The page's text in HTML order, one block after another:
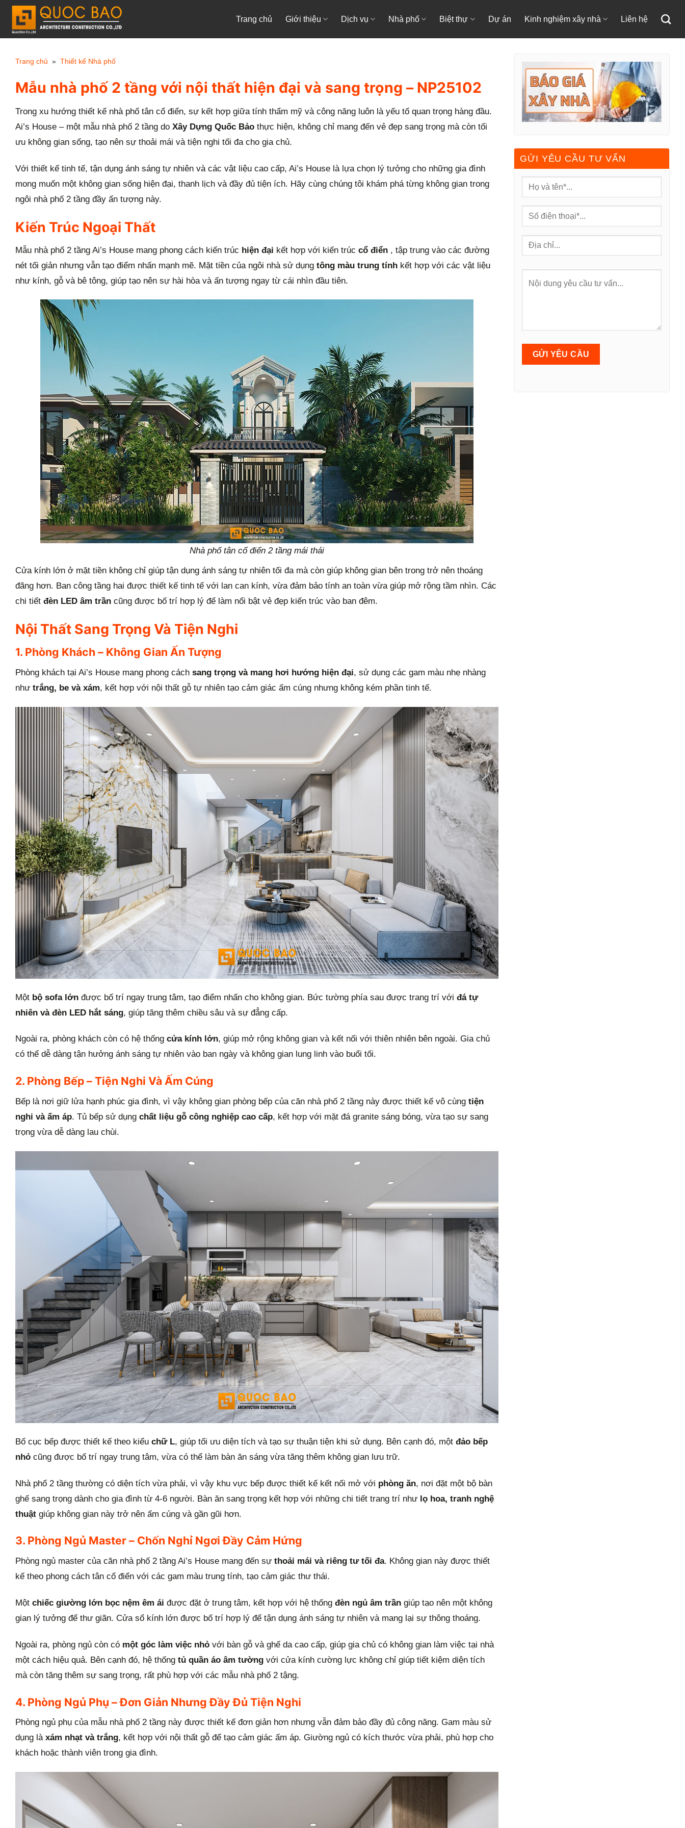
Chuyển
nội
Trang chủ Giới thiệu Dịch vụ Nhà phố Biệt thự Dự án Kinh nghiệm xây nhà Liên hệ
Trang chủ » Thiết kế Nhà phố
Mẫu nhà phố 2 tầng với nội thất hiện đại và sang trọng – NP25102
Trong xu hướng thiết kế nhà phố tân cổ điển, sự kết hợp giữa tính thẩm mỹ và công năng luôn là yếu tố quan trọng hàng đầu.
Ai’s House – một mẫu nhà phố 2 tầng do Xây Dựng Quốc Bảo thực hiện, không chỉ mang đến vẻ đẹp sang trọng mà còn tối
ưu không gian sống, tạo nên sự thoải mái và tiện nghi tối đa cho gia chủ.
Với thiết kế tinh tế, tận dụng ánh sáng tự nhiên và các vật liệu cao cấp, Ai’s House là lựa chọn lý tưởng cho những gia đình
mong muốn một không gian sống hiện đại, thanh lịch và đầy đủ tiện ích. Hãy cùng chúng tôi khám phá từng không gian trong
ngôi nhà phố 2 tầng đầy ấn tượng này.
Kiến Trúc Ngoại Thất
Mẫu nhà phố 2 tầng Ai’s House mang phong cách kiến trúc hiện đại kết hợp với kiến trúc cổ điển , tập trung vào các đường
nét tối giản nhưng vẫn tạo điểm nhấn mạnh mẽ. Mặt tiền của ngôi nhà sử dụng tông màu trung tính kết hợp với các vật liệu
như kính, gỗ và bê tông, giúp tạo nên sự hài hòa và ấn tượng ngay từ cái nhìn đầu tiên.
Nhà phố tân cổ điển 2 tầng mái thái
Cửa kính lớn ở mặt tiền không chỉ giúp tận dụng ánh sáng tự nhiên tối đa mà còn giúp không gian bên trong trở nên thoáng
đãng hơn. Ban công tầng hai được thiết kế tinh tế với lan can kính, vừa đảm bảo tính an toàn vừa giúp mở rộng tầm nhìn. Các
chi tiết đèn LED âm trần cũng được bố trí hợp lý để làm nổi bật vẻ đẹp kiến trúc vào ban đêm.
Nội Thất Sang Trọng Và Tiện Nghi
1. Phòng Khách – Không Gian Ấn Tượng
Phòng khách tại Ai’s House mang phong cách sang trọng và mang hơi hướng hiện đại, sử dụng các gam màu nhẹ nhàng
như trắng, be và xám, kết hợp với nội thất gỗ tự nhiên tạo cảm giác ấm cúng nhưng không kém phần tinh tế.
Một bộ sofa lớn được bố trí ngay trung tâm, tạo điểm nhấn cho không gian. Bức tường phía sau được trang trí với đá tự
nhiên và đèn LED hắt sáng, giúp tăng thêm chiều sâu và sự đẳng cấp.
Ngoài ra, phòng khách còn có hệ thống cửa kính lớn, giúp mở rộng không gian và kết nối với thiên nhiên bên ngoài. Gia chủ
có thể dễ dàng tận hưởng ánh sáng tự nhiên vào ban ngày và không gian lung linh vào buổi tối.
2. Phòng Bếp – Tiện Nghi Và Ấm Cúng
Bếp là nơi giữ lửa hạnh phúc gia đình, vì vậy không gian phòng bếp của căn nhà phố 2 tầng này được thiết kế vô cùng tiện
nghi và ấm áp. Tủ bếp sử dụng chất liệu gỗ công nghiệp cao cấp, kết hợp với mặt đá granite sáng bóng, vừa tạo sự sang
trọng vừa dễ dàng lau chùi.
Bố cục bếp được thiết kế theo kiểu chữ L, giúp tối ưu diện tích và tạo sự thuận tiện khi sử dụng. Bên cạnh đó, một đảo bếp
nhỏ cũng được bố trí ngay trung tâm, vừa có thể làm bàn ăn sáng vừa tăng thêm không gian lưu trữ.
Nhà phố 2 tầng thường có diện tích vừa phải, vì vậy khu vực bếp được thiết kế kết nối mở với phòng ăn, nơi đặt một bộ bàn
ghế sang trọng dành cho gia đình từ 4-6 người. Bàn ăn sang trọng kết hợp với những chi tiết trang trí như lọ hoa, tranh nghệ
thuật giúp không gian này trở nên ấm cúng và gần gũi hơn.
3. Phòng Ngủ Master – Chốn Nghỉ Ngơi Đầy Cảm Hứng
Phòng ngủ master của căn nhà phố 2 tầng Ai’s House mang đến sự thoải mái và riêng tư tối đa. Không gian này được thiết
kế theo phong cách tân cổ điển với các gam màu trung tính, tạo cảm giác thư thái.
Một chiếc giường lớn bọc nệm êm ái được đặt ở trung tâm, kết hợp với hệ thống đèn ngủ âm trần giúp tạo nên một không
gian lý tưởng để thư giãn. Cửa sổ kính lớn được bố trí hợp lý để tận dụng ánh sáng tự nhiên và mang lại sự thông thoáng.
Ngoài ra, phòng ngủ còn có một góc làm việc nhỏ với bàn gỗ và ghế da cao cấp, giúp gia chủ có không gian làm việc tại nhà
một cách hiệu quả. Bên cạnh đó, hệ thống tủ quần áo âm tường với cửa kính cường lực không chỉ giúp tiết kiệm diện tích
mà còn tăng thêm sự sang trọng, rất phù hợp với các mẫu nhà phố 2 tậng.
4. Phòng Ngủ Phụ – Đơn Giản Nhưng Đầy Đủ Tiện Nghi
Phòng ngủ phụ của mẫu nhà phố 2 tầng này được thiết kế đơn giản hơn nhưng vẫn đảm bảo đầy đủ công năng. Gam màu sử
dụng là xám nhạt và trắng, kết hợp với nội thất gỗ để tạo cảm giác ấm áp. Giường ngủ có kích thước vừa phải, phù hợp cho
khách hoặc thành viên trong gia đình.
GỬI YÊU CẦU TƯ VẤN